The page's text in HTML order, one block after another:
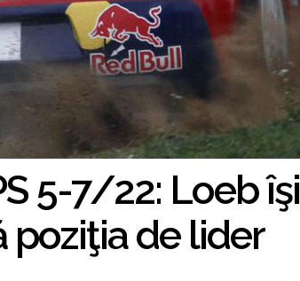
5-7/22: Loeb îşi
poziţia de lider